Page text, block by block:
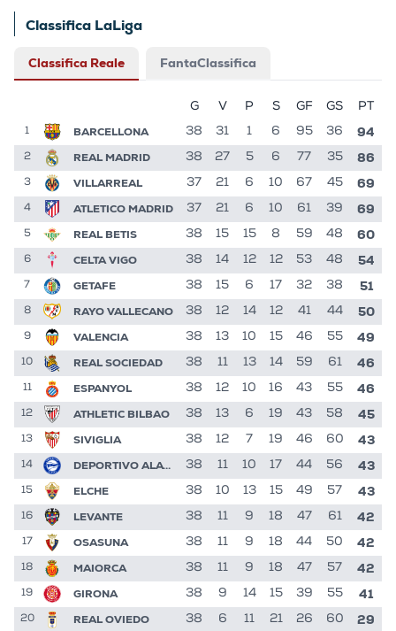
Classifica LaLiga
Classifica Reale FantaClassifica
G V P S GF GS PT
1 BARCELLONA 38 31 1 6 95 36 94
2 REAL MADRID 38 27 5 6 77 35 86
3 VILLARREAL 37 21 6 10 67 45 69
4 ATLETICO MADRID 37 21 6 10 61 39 69
5 REAL BETIS 38 15 15 8 59 48 60
6 CELTA VIGO 38 14 12 12 53 48 54
7 GETAFE 38 15 6 17 32 38 51
8 RAYO VALLECANO 38 12 14 12 41 44 50
9 VALENCIA 38 13 10 15 46 55 49
10 REAL SOCIEDAD 38 11 13 14 59 61 46
11 ESPANYOL 38 12 10 16 43 55 46
12 ATHLETIC BILBAO 38 13 6 19 43 58 45
13 SIVIGLIA 38 12 7 19 46 60 43
14 DEPORTIVO ALAVES 38 11 10 17 44 56 43
15 ELCHE 38 10 13 15 49 57 43
16 LEVANTE 38 11 9 18 47 61 42
17 OSASUNA 38 11 9 18 44 50 42
18 MAIORCA 38 11 9 18 47 57 42
19 GIRONA 38 9 14 15 39 55 41
20 REAL OVIEDO 38 6 11 21 26 60 29